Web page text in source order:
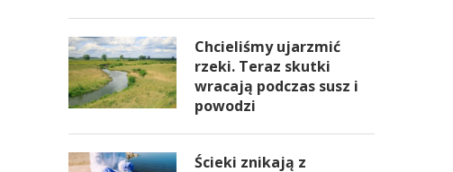
Chcieliśmy ujarzmić
rzeki. Teraz skutki
wracają podczas susz i
powodzi
Ścieki znikają z